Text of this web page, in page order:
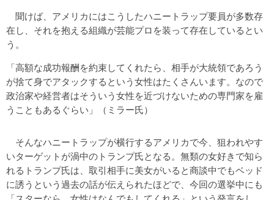
聞けば、アメリカにはこうしたハニートラップ要員が多数存
在し、それを抱える組織が芸能プロを装って存在しているとい
う。
「高額な成功報酬を約束してくれたら、相手が大統領であろう
が捨て身でアタックするという女性はたくさんいます。なので
政治家や経営者はそういう女性を近づけないための専門家を雇
うこともあるぐらい」（ミラー氏）
そんなハニートラップが横行するアメリカで今、狙われやす
いターゲットが渦中のトランプ氏となる。無類の女好きで知ら
れるトランプ氏は、取引相手に美女がいると商談中でもベッド
に誘うという過去の話が伝えられたほどで、今回の選挙中にも